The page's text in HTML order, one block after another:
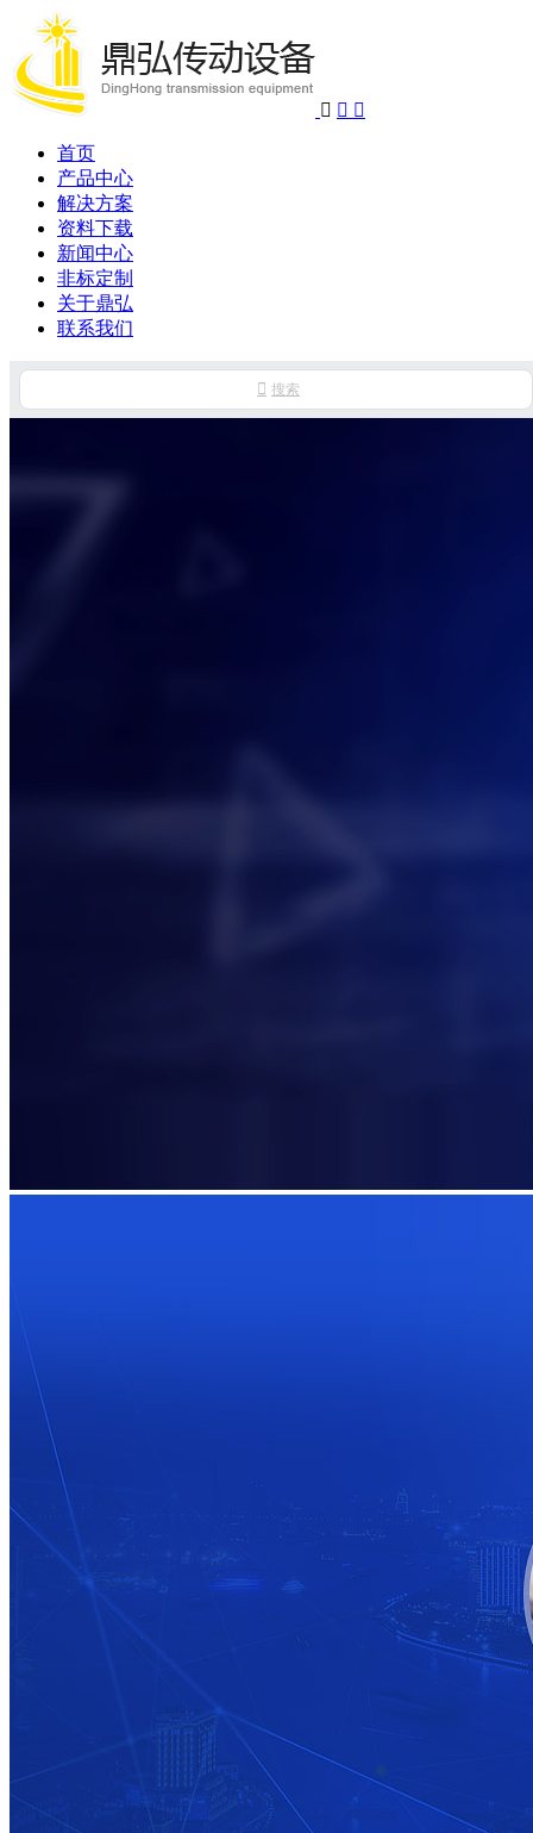
  
首页
产品中心
解决方案
资料下载
新闻中心
非标定制
关于鼎弘
联系我们
 搜索